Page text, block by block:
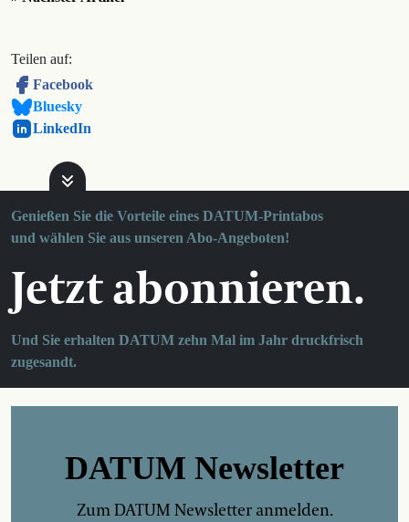
Teilen auf:
Facebook
Bluesky
LinkedIn
Genießen Sie die Vorteile eines DATUM-Printabos
und wählen Sie aus unseren Abo-Angeboten!
Jetzt abonnieren.
Und Sie erhalten DATUM zehn Mal im Jahr druckfrisch
zugesandt.
DATUM Newsletter
Zum DATUM Newsletter anmelden.